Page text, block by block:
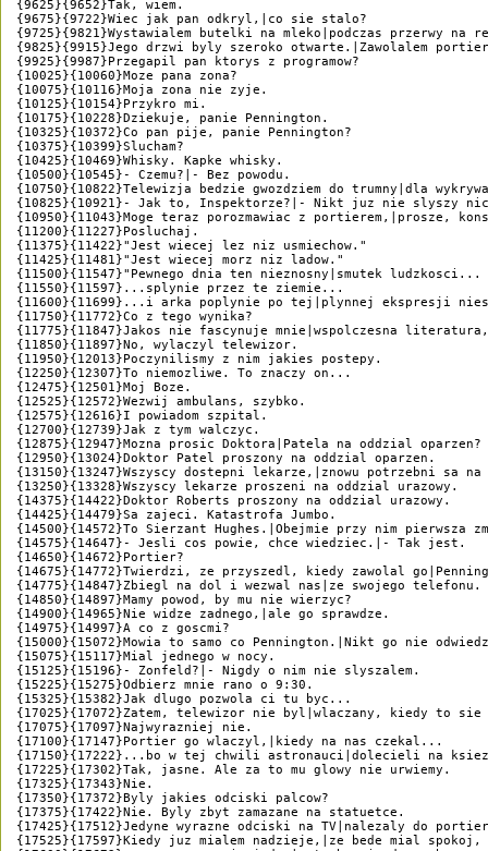
{9625}{9652}Tak, wiem.
{9675}{9722}Wiec jak pan odkryl,|co sie stalo?
{9725}{9821}Wystawialem butelki na mleko|podczas przerwy na
{9825}{9915}Jego drzwi byly szeroko otwarte.|Zawolalem
{9925}{9987}Przegapil pan ktorys z programow?
{10025}{10060}Moze pana zona?
{10075}{10116}Moja zona nie zyje.
{10125}{10154}Przykro mi.
{10175}{10228}Dziekuje, panie Pennington.
{10325}{10372}Co pan pije, panie Pennington?
{10375}{10399}Slucham?
{10425}{10469}Whisky. Kapke whisky.
{10500}{10545}- Czemu?|- Bez powodu.
{10750}{10822}Telewizja bedzie gwozdziem do trumny|dla
{10825}{10921}- Jak to, Inspektorze?|- Nikt juz nie slyszy
{10950}{11043}Moge teraz porozmawiac z portierem,|prosze,
{11200}{11227}Posluchaj.
{11375}{11422}"Jest wiecej lez niz usmiechow."
{11425}{11481}"Jest wiecej morz niz ladow."
{11500}{11547}"Pewnego dnia ten nieznosny|smutek ludzkosci...
{11550}{11597}...splynie przez te ziemie...
{11600}{11699}...i arka poplynie po tej|plynnej ekspresji
{11750}{11772}Co z tego wynika?
{11775}{11847}Jakos nie fascynuje mnie|wspolczesna
{11850}{11897}No, wylaczyl telewizor.
{11950}{12013}Poczynilismy z nim jakies postepy.
{12250}{12307}To niemozliwe. To znaczy on...
{12475}{12501}Moj Boze.
{12525}{12572}Wezwij ambulans, szybko.
{12575}{12616}I powiadom szpital.
{12700}{12739}Jak z tym walczyc.
{12875}{12947}Mozna prosic Doktora|Patela na oddzial oparzen?
{12950}{13024}Doktor Patel proszony na oddzial oparzen.
{13150}{13247}Wszyscy dostepni lekarze,|znowu potrzebni sa na
{13250}{13328}Wszyscy lekarze proszeni na oddzial urazowy.
{14375}{14422}Doktor Roberts proszony na oddzial urazowy.
{14425}{14479}Sa zajeci. Katastrofa Jumbo.
{14500}{14572}To Sierzant Hughes.|Obejmie przy nim pierwsza
{14575}{14647}- Jesli cos powie, chce wiedziec.|- Tak jest.
{14650}{14672}Portier?
{14675}{14772}Twierdzi, ze przyszedl, kiedy zawolal
{14775}{14847}Zbiegl na dol i wezwal nas|ze swojego telefonu.
{14850}{14897}Mamy powod, by mu nie wierzyc?
{14900}{14965}Nie widze zadnego,|ale go sprawdze.
{14975}{14997}A co z goscmi?
{15000}{15072}Mowia to samo co Pennington.|Nikt go nie
{15075}{15117}Mial jednego w nocy.
{15125}{15196}- Zonfeld?|- Nigdy o nim nie slyszalem.
{15225}{15275}Odbierz mnie rano o 9:30.
{15325}{15382}Jak dlugo pozwola ci tu byc...
{17025}{17072}Zatem, telewizor nie byl|wlaczany, kiedy to sie
{17075}{17097}Najwyrazniej nie.
{17100}{17147}Portier go wlaczyl,|kiedy na nas czekal...
{17150}{17222}...bo w tej chwili astronauci|dolecieli na
{17225}{17302}Tak, jasne. Ale za to mu glowy nie urwiemy.
{17325}{17343}Nie.
{17350}{17372}Byly jakies odciski palcow?
{17375}{17422}Nie. Byly zbyt zamazane na statuetce.
{17425}{17512}Jedyne wyrazne odciski na TV|nalezaly do
{17525}{17597}Kiedy juz mialem nadzieje,|ze bede mial spokoj,